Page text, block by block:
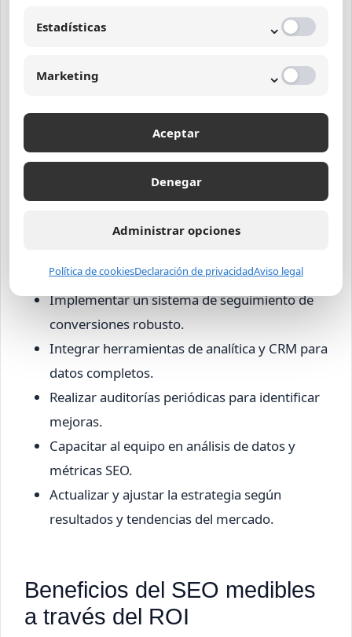
Recomendaciones para
optimizar la evaluación del
ROI SEO
Para garantizar una medición efectiva y
aprovechar al máximo la estrategia digital, se
ventas, leads o visibilidad.
Implementar un sistema de seguimiento de
conversiones robusto.
Integrar herramientas de analítica y CRM para
datos completos.
Realizar auditorías periódicas para identificar
mejoras.
Capacitar al equipo en análisis de datos y
métricas SEO.
Actualizar y ajustar la estrategia según
resultados y tendencias del mercado.
Beneficios del SEO medibles
a través del ROI
Estadísticas ⌄
Marketing ⌄
Aceptar
Denegar
Administrar opciones
Política de cookiesDeclaración de privacidadAviso legal